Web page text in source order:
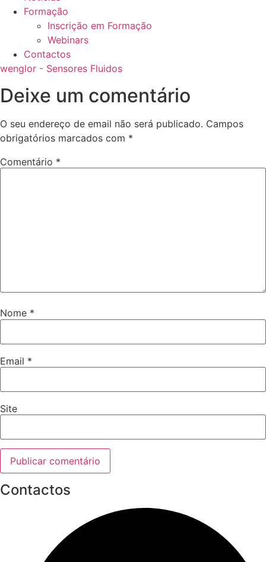
Formação
Inscrição em Formação
Webinars
Contactos
wenglor - Sensores Fluidos
Deixe um comentário
O seu endereço de email não será publicado. Campos
obrigatórios marcados com *
Comentário *
Nome *
Email *
Site
Contactos